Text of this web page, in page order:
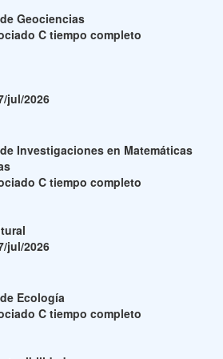
Geociencias
C tiempo completo
jul/2026
Investigaciones en Matemáticas
C tiempo completo
jul/2026
Ecología
C tiempo completo